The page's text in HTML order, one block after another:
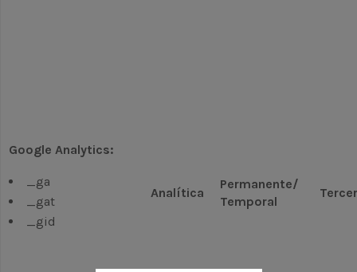
Google Analytics:
_ga
_gat
_gid
Analítica
Permanente/
Temporal